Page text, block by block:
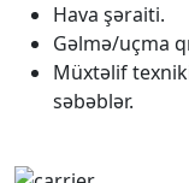
Hava şəraiti.
Gəlmə/uçma
Müxtəlif
səbəblər.